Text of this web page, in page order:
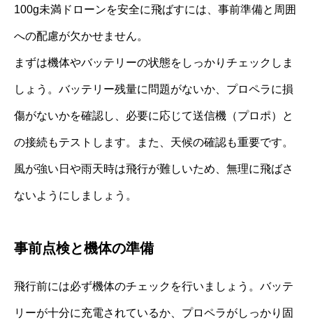
100g未満ドローンを安全に飛ばすには、事前準備と周囲
への配慮が欠かせません。
まずは機体やバッテリーの状態をしっかりチェックしま
しょう。バッテリー残量に問題がないか、プロペラに損
傷がないかを確認し、必要に応じて送信機（プロポ）と
の接続もテストします。また、天候の確認も重要です。
風が強い日や雨天時は飛行が難しいため、無理に飛ばさ
ないようにしましょう。
事前点検と機体の準備
飛行前には必ず機体のチェックを行いましょう。バッテ
リーが十分に充電されているか、プロペラがしっかり固